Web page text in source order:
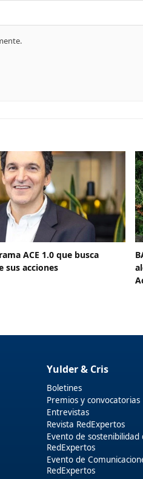
ACE 1.0 que busca
sus acciones
Yulder & Cris
Boletines
Premios y convocatorias
Entrevistas
Revista RedExpertos
Evento de sostenibilidad
RedExpertos
Evento de
RedExpertos